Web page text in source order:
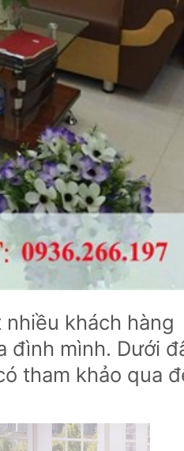
khách hàng
đình mình. Dưới
tham khảo qua